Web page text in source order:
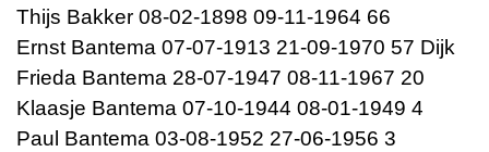
Thijs Bakker 08-02-1898 09-11-1964 66
Ernst Bantema 07-07-1913 21-09-1970 57 Dijk
Frieda Bantema 28-07-1947 08-11-1967 20
Klaasje Bantema 07-10-1944 08-01-1949 4
Paul Bantema 03-08-1952 27-06-1956 3